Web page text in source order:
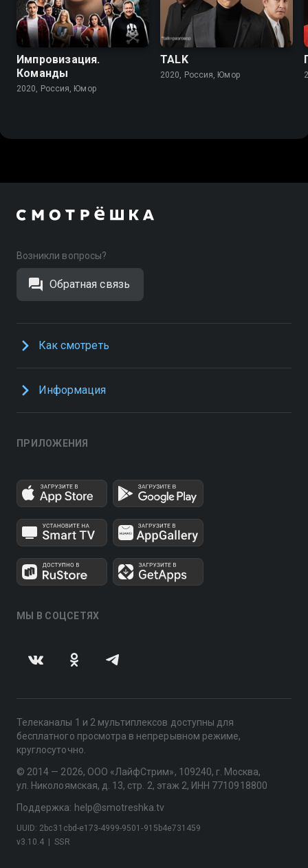
Импровизация.
Команды
2020, Россия, Юмор
TALK
2020, Россия, Юмор
Возникли вопросы?
Обратная связь
Как смотреть
Информация
ПРИЛОЖЕНИЯ
МЫ В СОЦСЕТЯХ
Телеканалы 1 и 2 мультиплексов доступны для
бесплатного просмотра в непрерывном режиме,
круглосуточно.
© 2014 — 2026, ООО «ЛайфСтрим», 109240, г. Москва,
ул. Николоямская, д. 13, стр. 2, этаж 2, ИНН 7710918800
Поддержка: help@smotreshka.tv
v3.10.4 SSR
UUID: 2bc31cbd-e173-4999-9501-915b4e731459